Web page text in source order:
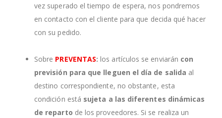
vez superado el tiempo de espera, nos pondremos
en contacto con el cliente para que decida qué hacer
con su pedido.
Sobre PREVENTAS:los artículos se enviarán con
previsión para que lleguen el día de salida al
destino correspondiente, no obstante, esta
condición está sujeta a las diferentes dinámicas
de reparto de los proveedores. Si se realiza un